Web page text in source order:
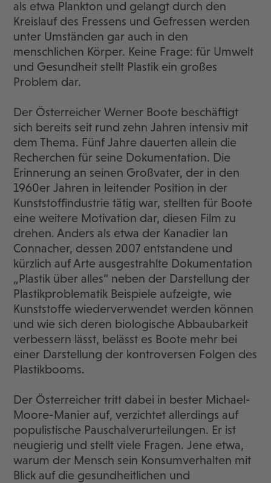
als etwa Plankton und gelangt durch den
Kreislauf des Fressens und Gefressen werden
unter Umständen gar auch in den
menschlichen Körper. Keine Frage: für Umwelt
und Gesundheit stellt Plastik ein großes
Problem dar.
Der Österreicher Werner Boote beschäftigt
sich bereits seit rund zehn Jahren intensiv mit
dem Thema. Fünf Jahre dauerten allein die
Recherchen für seine Dokumentation. Die
Erinnerung an seinen Großvater, der in den
1960er Jahren in leitender Position in der
Kunststoffindustrie tätig war, stellten für Boote
eine weitere Motivation dar, diesen Film zu
drehen. Anders als etwa der Kanadier Ian
Connacher, dessen 2007 entstandene und
kürzlich auf Arte ausgestrahlte Dokumentation
„Plastik über alles“ neben der Darstellung der
Plastikproblematik Beispiele aufzeigte, wie
Kunststoffe wiederverwendet werden können
und wie sich deren biologische Abbaubarkeit
verbessern lässt, belässt es Boote mehr bei
einer Darstellung der kontroversen Folgen des
Plastikbooms.
Der Österreicher tritt dabei in bester Michael-
Moore-Manier auf, verzichtet allerdings auf
populistische Pauschalverurteilungen. Er ist
neugierig und stellt viele Fragen. Jene etwa,
warum der Mensch sein Konsumverhalten mit
Blick auf die gesundheitlichen und